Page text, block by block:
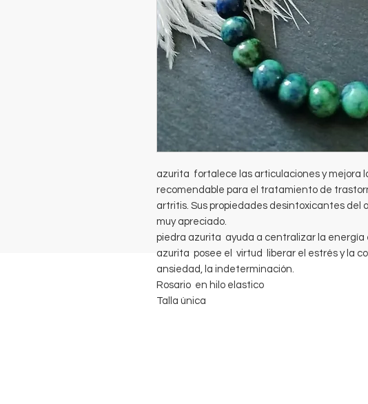
azurita fortalece las articulaciones y mejora
recomendable para el tratamiento de
artritis. Sus propiedades desintoxicantes
muy apreciado.
piedra azurita ayuda a centralizar la energía
azurita posee el virtud liberar el estrés y la
ansiedad, la indeterminación.
Rosario en hilo elastico
Talla única